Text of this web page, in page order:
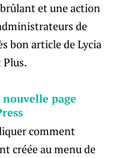
et une action
de
bon article de Lycia
page
comment
créée au menu de